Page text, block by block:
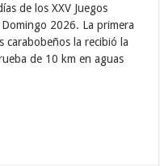
de los XXV Juegos
2026. La primera
carabobeños la recibió la
de 10 km en aguas